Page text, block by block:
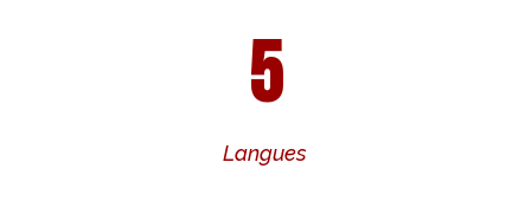
5
Langues